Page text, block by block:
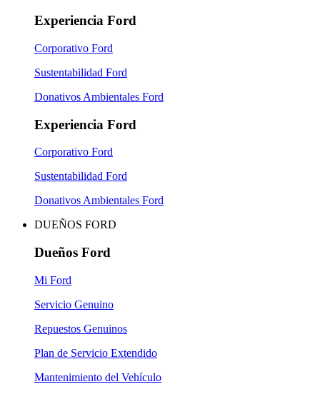
Experiencia Ford
Corporativo Ford
Sustentabilidad Ford
Donativos Ambientales Ford
Experiencia Ford
Corporativo Ford
Sustentabilidad Ford
Donativos Ambientales Ford
DUEÑOS FORD
Dueños Ford
Mi Ford
Servicio Genuino
Repuestos Genuinos
Plan de Servicio Extendido
Mantenimiento del Vehículo